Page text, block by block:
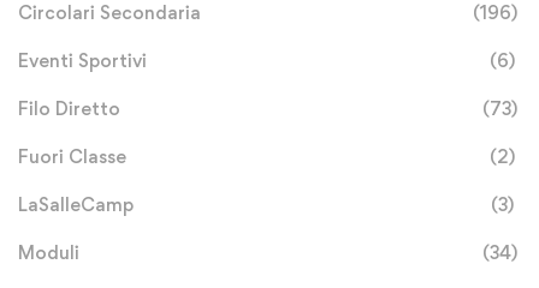
Circolari Secondaria (196)
Eventi Sportivi (6)
Filo Diretto (73)
Fuori Classe (2)
LaSalleCamp (3)
Moduli (34)